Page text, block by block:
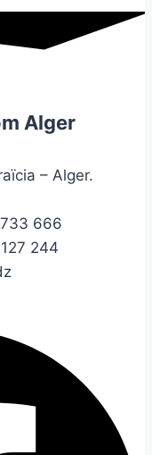
Alger
– Alger.
666
244